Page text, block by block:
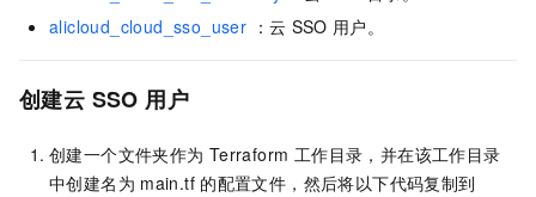
alicloud_cloud_sso_user ：云 SSO 用户。
创建云 SSO 用户
创建一个文件夹作为 Terraform 工作目录，并在该工作目录
中创建名为 main.tf 的配置文件，然后将以下代码复制到